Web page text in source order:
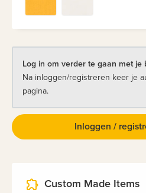
Log in om verder te gaan met je
Na inloggen/registreren keer je
pagina.
Inloggen /
Custom Made Items